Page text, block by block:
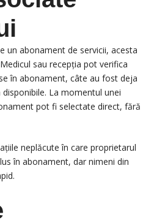
un abonament de servicii, acesta
sau recepția pot verifica
în abonament, câte au fost deja
La momentul unei
pot fi selectate direct, fără
neplăcute în care proprietarul
în abonament, dar nimeni din